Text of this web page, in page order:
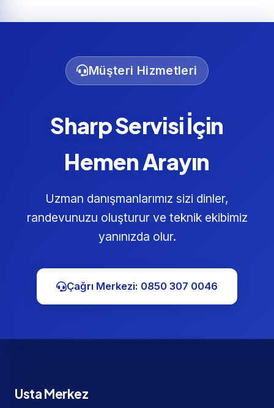
Müşteri Hizmetleri
Sharp Servisi İçin
Hemen Arayın
Uzman danışmanlarımız sizi dinler,
randevunuzu oluşturur ve teknik ekibimiz
yanınızda olur.
Çağrı Merkezi: 0850 307 0046
Usta Merkez